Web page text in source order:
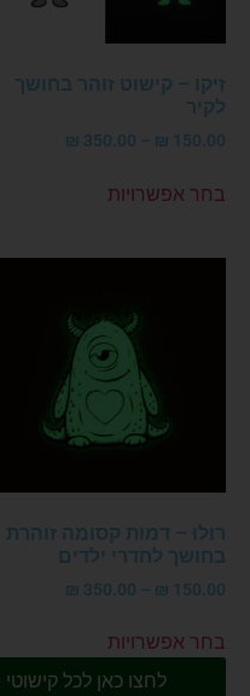
זִיקוֹ – קישוט זוהר בחושך
לקיר
150.00
₪
–
350.00
₪
בחר אפשרויות
רוּלוּ – דמות קסומה זוהרת
בחושך לחדרי ילדים
150.00
₪
–
350.00
₪
בחר אפשרויות
לחצו כאן לכל